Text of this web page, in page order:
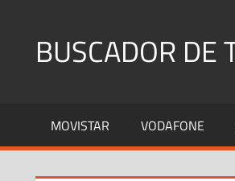
contenidoBUSCADOR DE
Fijos
y
MOVISTAR VODAFONE